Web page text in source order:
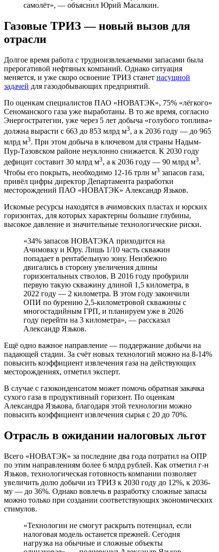
самолёт», — объяснил Юрий Масалкин.
Газовые ТРИЗ — новый вызов для
отрасли
Долгое время работа с трудноизвлекаемыми запасами была
прерогативой нефтяных компаний. Однако ситуация
меняется, и уже скоро освоение ТРИЗ станет насущной
задачей для газодобывающих предприятий.
По оценкам специалистов ПАО «НОВАТЭК», 75% «лёгкого»
Сеноманского газа уже выработаны. В то же время, согласно
Энергостратегии, уже через 5 лет добыча «голубого топлива»
должна вырасти с 663 до 853 млрд м3, а к 2036 году — до 965
млрд м3. При этом добыча в ключевом для страны Надым-
Пур-Тазовском районе неуклонно снижается. К 2030 году
дефицит составит 30 млрд м3, а к 2036 году — 90 млрд м3.
Чтобы его покрыть, необходимо 12-16 трлн м3 запасов газа,
привёл цифры директор Департамента разработки
месторождений ПАО «НОВАТЭК» Александр Язьков.
Искомые ресурсы находятся в ачимовских пластах и юрских
горизонтах, для которых характерны большие глубины,
высокое давление и значительные технологические риски.
«34% запасов НОВАТЭКА приходится на
Ачимовку и Юру. Лишь 1/10 часть скважин
попадает в рентабельную зону. Неизбежно
двигались в сторону увеличения длины
горизонтальных стволов. В 2016 году пробурили
первую такую скважину длиной 1,5 километра, в
2022 году — 2 километра. В этом году закончили
ОПИ по бурению 2,5-километровой скважины с
многостадийным ГРП, и планируем уже в 2026
году перейти на 3 километра», — рассказал
Александр Язьков.
Ещё одно важное направление — поддержание добычи на
падающей стадии. За счёт новых технологий можно на 8-14%
повысить коэффициент извлечения газа на действующих
месторождениях, отметил эксперт.
В случае с газоконденсатом может помочь обратная закачка
сухого газа в продуктивный горизонт. По оценкам
Александра Язькова, благодаря этой технологии можно
повысить коэффициент извлечения сырья с 20 до 70%.
Отрасль в ожидании налоговых льгот
Всего «НОВАТЭК» за последние два года потратил на ОПР
по этим направлениям более 6 млрд рублей. Как отметил г-н
Язьков, технологическая готовность компании позволяет
увеличить долю добычи из ТРИЗ к 2030 году до 12%, к 2036-
му — до 36%. Однако вовлечь в разработку сложные запасы
можно только при создании соответствующих экономических
стимулов.
«Технологии не смогут раскрыть потенциал, если
налоговая модель останется прежней. Сегодня
нагрузка на обычные и сложные объекты